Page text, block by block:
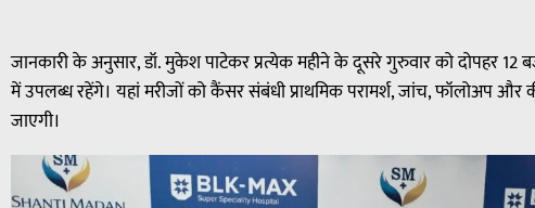
जानकारी के अनुसार, डॉ. मुकेश पाटेकर प्रत्येक महीने के दूसरे गुरुवार को दोपहर
में उपलब्ध रहेंगे। यहां मरीजों को कैंसर संबंधी प्राथमिक परामर्श, जांच, फॉलोअप और
जाएगी।